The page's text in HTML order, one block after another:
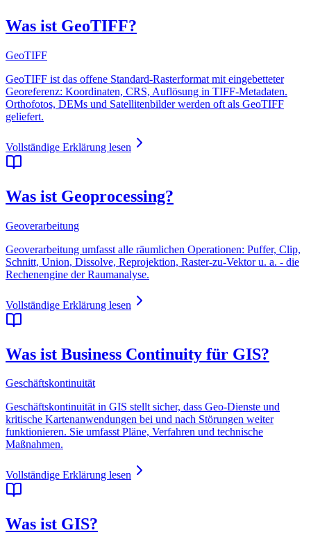
Was ist GeoTIFF?
GeoTIFF
GeoTIFF ist das offene Standard-Rasterformat mit eingebetteter
Georeferenz: Koordinaten, CRS, Auflösung in TIFF-Metadaten.
Orthofotos, DEMs und Satellitenbilder werden oft als GeoTIFF
geliefert.
Vollständige Erklärung lesen
Was ist Geoprocessing?
Geoverarbeitung
Geoverarbeitung umfasst alle räumlichen Operationen: Puffer, Clip,
Schnitt, Union, Dissolve, Reprojektion, Raster-zu-Vektor u. a. - die
Rechenengine der Raumanalyse.
Vollständige Erklärung lesen
Was ist Business Continuity für GIS?
Geschäftskontinuität
Geschäftskontinuität in GIS stellt sicher, dass Geo-Dienste und
kritische Kartenanwendungen bei und nach Störungen weiter
funktionieren. Sie umfasst Pläne, Verfahren und technische
Maßnahmen.
Vollständige Erklärung lesen
Was ist GIS?